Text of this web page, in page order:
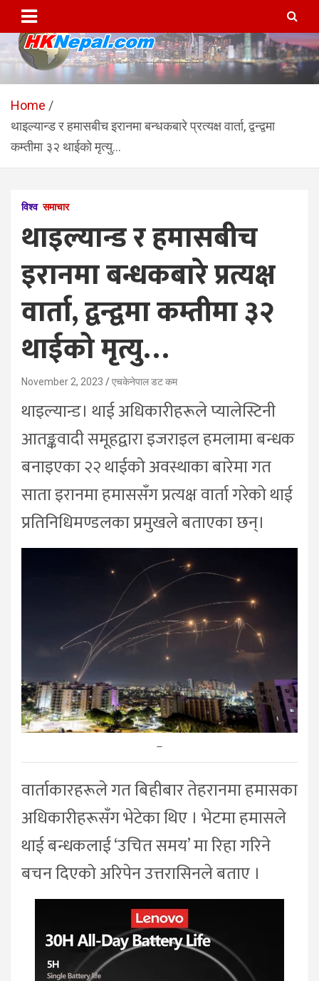
content
HKNepal.com – हङकङबाट
सञ्चालित पहिलो नेपाली अनलाईन
पत्रिका
hknepal, hknepal.com, hk nepal, hk nepal com
Home
थाइल्यान्ड र हमासबीच इरानमा बन्धकबारे प्रत्यक्ष वार्ता, द्वन्द्वमा
कम्तीमा ३२ थाईको मृत्यु…
विश्व समाचार
थाइल्यान्ड र हमासबीच
इरानमा बन्धकबारे प्रत्यक्ष
वार्ता, द्वन्द्वमा कम्तीमा ३२
थाईको मृत्यु…
November 2, 2023 एचकेनेपाल डट कम
थाइल्यान्ड। थाई अधिकारीहरूले प्यालेस्टिनी
आतङ्कवादी समूहद्वारा इजराइल हमलामा बन्धक
बनाइएका २२ थाईको अवस्थाका बारेमा गत
साता इरानमा हमाससँग प्रत्यक्ष वार्ता गरेको थाई
प्रतिनिधिमण्डलका प्रमुखले बताएका छन्।
–
वार्ताकारहरूले गत बिहीबार तेहरानमा हमासका
अधिकारीहरूसँग भेटेका थिए । भेटमा हमासले
थाई बन्धकलाई ‘उचित समय’ मा रिहा गरिने
बचन दिएको अरिपेन उत्तरासिनले बताए ।